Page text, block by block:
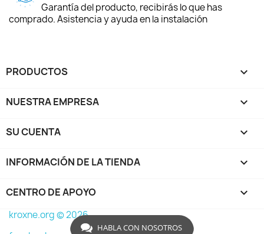
Garantía del producto, recibirás lo que has
comprado. Asistencia y ayuda en la instalación
PRODUCTOS 
NUESTRA EMPRESA 
SU CUENTA 
INFORMACIÓN DE LA TIENDA keyboard_arrow_down
CENTRO DE APOYO 
kroxne.org © 2026
HABLA CON NOSOTROS